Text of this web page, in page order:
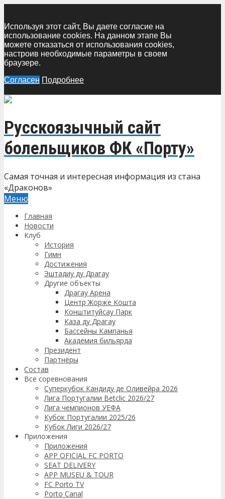
Используя этот сайт, Вы даете согласие на
использование cookies. На данном этапе Вы
можете отказаться от использования cookies,
настроив необходимые параметры в своем
браузере.
Согласен Подробнее
Русскоязычный сайт
болельщиков ФК «Порту»
Самая точная и интересная информация из стана
«Драконов»
Меню
Главная
Новости
Клуб
История
Гимн
Достижения
Эштадиу ду Драгау
Другие объекты
Драгау Арена
Центр Жорже Кошта
Конштитуйсау Парк
Каза ду Драгау
Бассейны Кампанья
Академия бильярда
Президент
Партнёры
Состав
Все соревнования
Суперкубок Кандиду де Оливейра 2026
Лига Португалии Betclic 2026/27
Лига чемпионов УЕФА
Кубок Португалии 2025/26
Кубок Лиги 2026/27
Приложения
Приложения
APP OFICIAL FC PORTO
SEAT DELIVERY
APP MUSEU & TOUR
FC Porto TV
Porto Canal